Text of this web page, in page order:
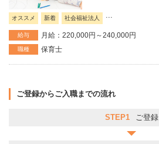
オススメ 新着 社会福祉法人 ...
給与 月給：220,000円～240,000円
職種 保育士
ご登録からご入職までの流れ
STEP1 ご登録